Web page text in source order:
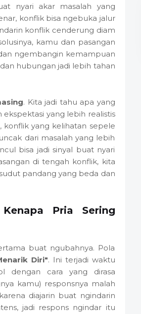
nyari akar masalah yang
konflik bisa ngebuka jalur
konflik cenderung diam
kamu dan pasangan
ngembangin kemampuan
hubungan jadi lebih tahan
. Kita jadi tahu apa yang
yang lebih realistis
konflik yang kelihatan sepele
dari masalah yang lebih
bisa jadi sinyal buat nyari
di tengah konflik, kita
pandang yang beda dan
Pria Sering
buat ngubahnya. Pola
Diri". Ini terjadi waktu
dengan cara yang dirasa
kamu) responsnya malah
diajarin buat ngindarin
jadi respons ngindar itu